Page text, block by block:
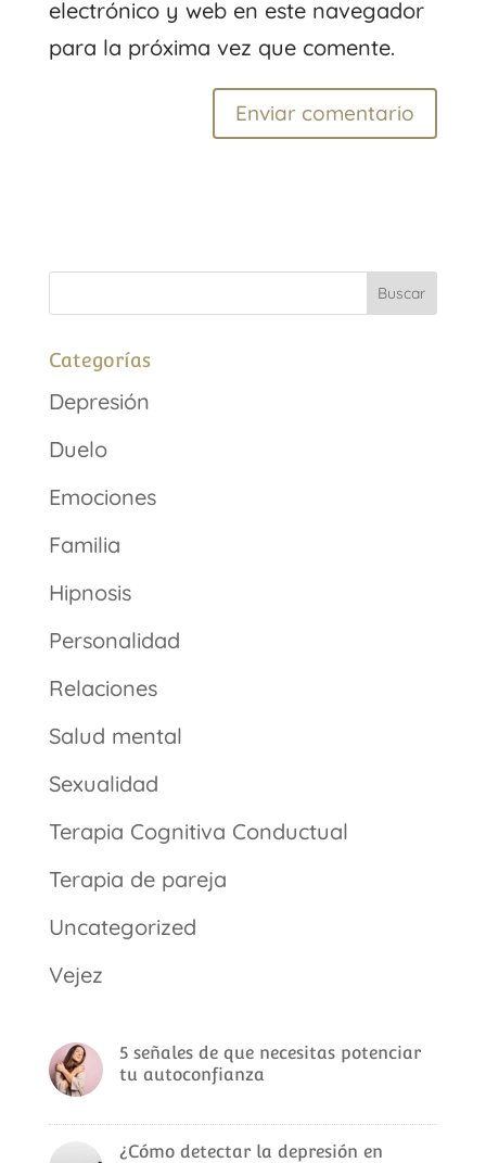
electrónico y web en este navegador
para la próxima vez que comente.
Categorías
Depresión
Duelo
Emociones
Familia
Hipnosis
Personalidad
Relaciones
Salud mental
Sexualidad
Terapia Cognitiva Conductual
Terapia de pareja
Uncategorized
Vejez
5 señales de que necesitas potenciar
tu autoconfianza
¿Cómo detectar la depresión en